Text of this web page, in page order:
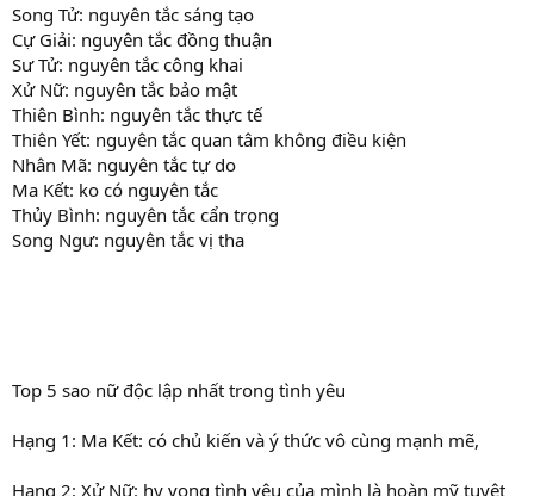
Song Tử: nguyên tắc sáng tạo
Cự Giải: nguyên tắc đồng thuận
Sư Tử: nguyên tắc công khai
Xử Nữ: nguyên tắc bảo mật
Thiên Bình: nguyên tắc thực tế
Thiên Yết: nguyên tắc quan tâm không điều kiện
Nhân Mã: nguyên tắc tự do
Ma Kết: ko có nguyên tắc
Thủy Bình: nguyên tắc cẩn trọng
Song Ngư: nguyên tắc vị tha
Top 5 sao nữ độc lập nhất trong tình yêu
Hạng 1: Ma Kết: có chủ kiến và ý thức vô cùng mạnh mẽ,
Hạng 2: Xử Nữ: hy vọng tình yêu của mình là hoàn mỹ tuyệt